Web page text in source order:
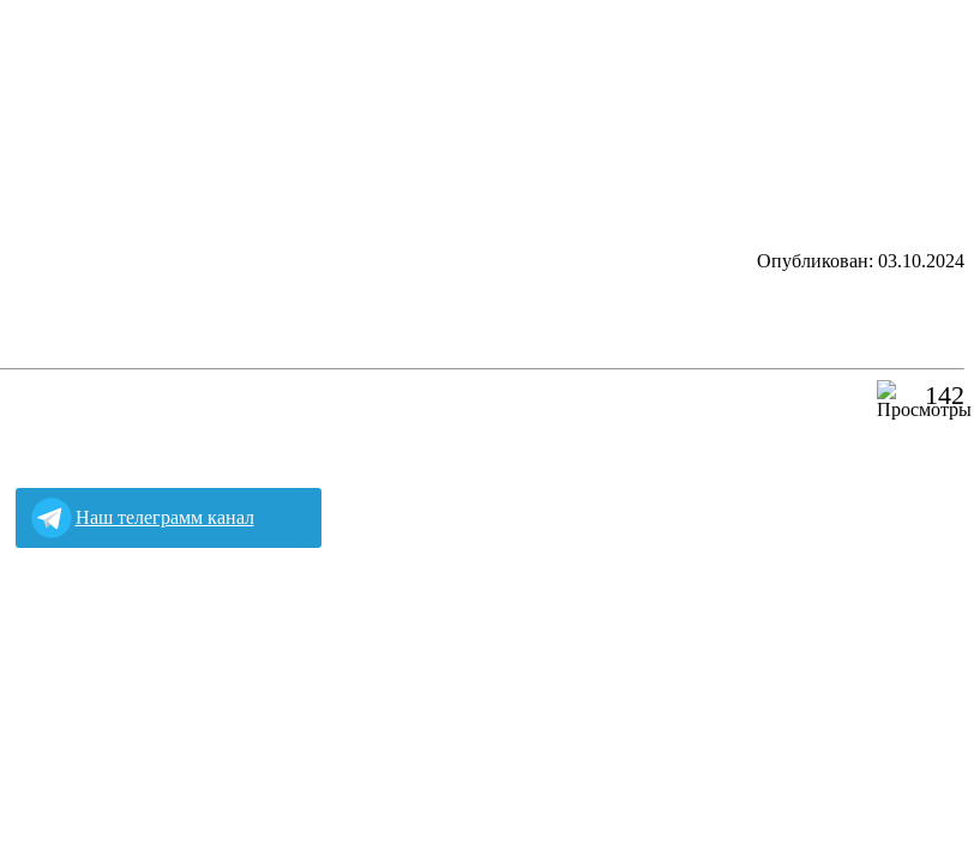
Опубликован: 03.10.2024
142
Наш телеграмм канал